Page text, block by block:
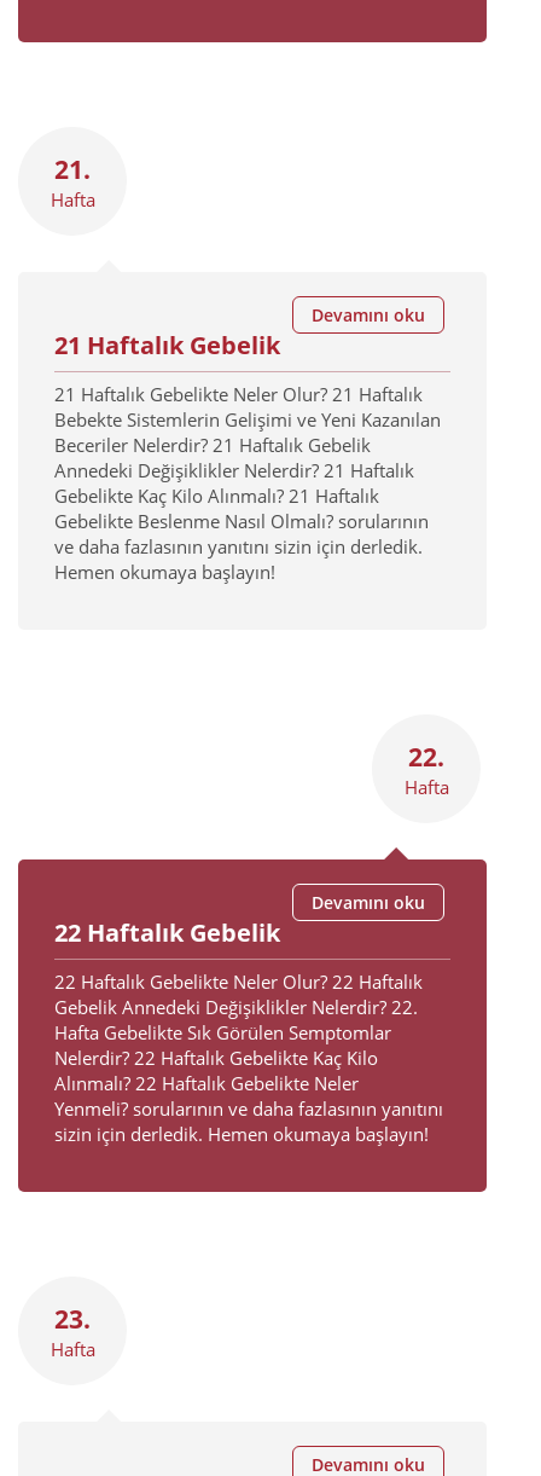
21.
Hafta
21 Haftalık Gebelik
21 Haftalık Gebelikte Neler Olur? 21 Haftalık
Bebekte Sistemlerin Gelişimi ve Yeni Kazanılan
Beceriler Nelerdir? 21 Haftalık Gebelik
Annedeki Değişiklikler Nelerdir? 21 Haftalık
Gebelikte Kaç Kilo Alınmalı? 21 Haftalık
Gebelikte Beslenme Nasıl Olmalı? sorularının
ve daha fazlasının yanıtını sizin için derledik.
Hemen okumaya başlayın!
Devamını oku
22.
Hafta
22 Haftalık Gebelik
22 Haftalık Gebelikte Neler Olur? 22 Haftalık
Gebelik Annedeki Değişiklikler Nelerdir? 22.
Hafta Gebelikte Sık Görülen Semptomlar
Nelerdir? 22 Haftalık Gebelikte Kaç Kilo
Alınmalı? 22 Haftalık Gebelikte Neler
Yenmeli? sorularının ve daha fazlasının yanıtını
sizin için derledik. Hemen okumaya başlayın!
Devamını oku
23.
Hafta
Devamını oku